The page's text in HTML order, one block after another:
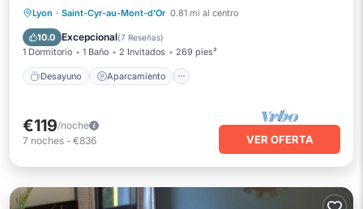
Lyon · Saint-Cyr-au-Mont-d'Or 0.81 mi al centro
10.0 Excepcional(7 Reseñas)
1 Dormitorio 1 Baño 2 Invitados 269 pies²
Desayuno Aparcamiento
Desayuno Aparcamiento
Balcón/Terraza
€119/noche
7 noches - €836 VER OFERTA